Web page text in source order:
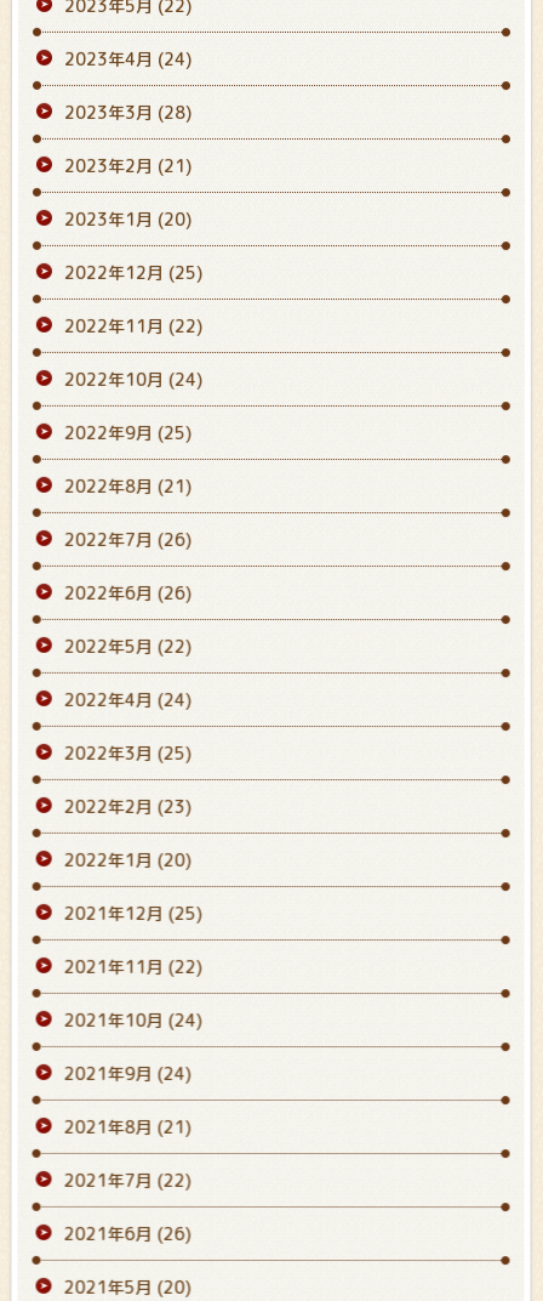
2023年5月 (22)
2023年4月 (24)
2023年3月 (28)
2023年2月 (21)
2023年1月 (20)
2022年12月 (25)
2022年11月 (22)
2022年10月 (24)
2022年9月 (25)
2022年8月 (21)
2022年7月 (26)
2022年6月 (26)
2022年5月 (22)
2022年4月 (24)
2022年3月 (25)
2022年2月 (23)
2022年1月 (20)
2021年12月 (25)
2021年11月 (22)
2021年10月 (24)
2021年9月 (24)
2021年8月 (21)
2021年7月 (22)
2021年6月 (26)
2021年5月 (20)